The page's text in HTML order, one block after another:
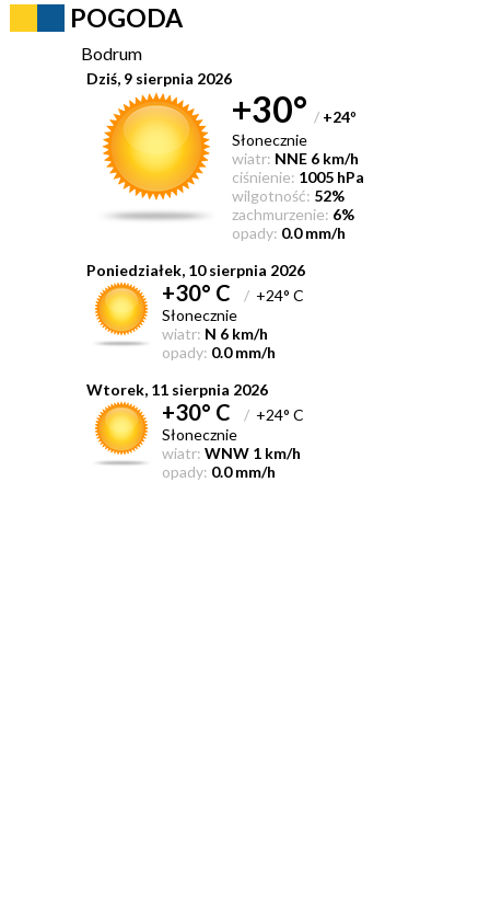
POGODA
Bodrum
Dziś, 9 sierpnia 2026
+30° / +24°
Słonecznie
wiatr: NNE 6 km/h
ciśnienie: 1005 hPa
wilgotność: 52%
zachmurzenie: 6%
opady: 0.0 mm/h
Poniedziałek, 10 sierpnia 2026
+30° C /+24° C
Słonecznie
wiatr: N 6 km/h
opady: 0.0 mm/h
Wtorek, 11 sierpnia 2026
+30° C /+24° C
Słonecznie
wiatr: WNW 1 km/h
opady: 0.0 mm/h